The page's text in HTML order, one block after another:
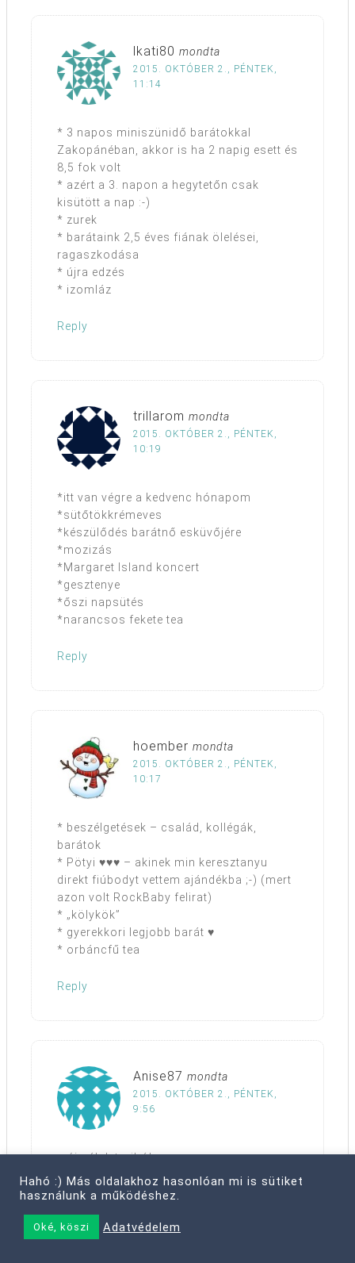
lkati80 mondta
2015. OKTÓBER 2., PÉNTEK,
11:14
* 3 napos miniszünidő barátokkal
Zakopánéban, akkor is ha 2 napig esett és
8,5 fok volt
* azért a 3. napon a hegytetőn csak
kisütött a nap :-)
* zurek
* barátaink 2,5 éves fiának ölelései,
ragaszkodása
* újra edzés
* izomláz
Reply
trillarom mondta
2015. OKTÓBER 2., PÉNTEK,
10:19
*itt van végre a kedvenc hónapom
*sütőtökkrémeves
*készülődés barátnő esküvőjére
*mozizás
*Margaret Island koncert
*gesztenye
*őszi napsütés
*narancsos fekete tea
Reply
hoember mondta
2015. OKTÓBER 2., PÉNTEK,
10:17
* beszélgetések – család, kollégák,
barátok
* Pötyi ♥♥♥ – akinek min keresztanyu
direkt fiúbodyt vettem ajándékba ;-) (mert
azon volt RockBaby felirat)
* „kölykök”
* gyerekkori legjobb barát ♥
* orbáncfű tea
Reply
Anise87 mondta
2015. OKTÓBER 2., PÉNTEK,
9:56
♥ új sálak turiból
♥ babaölelés, majd megszívat…
♥ haladtam beadandóval
♥ barátok♥
Hahó :) Más oldalakhoz hasonlóan mi is sütiket
használunk a működéshez.
Oké, köszi Adatvédelem